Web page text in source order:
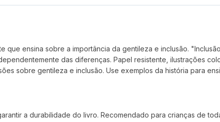
que ensina sobre a importância da gentileza e inclusão.
das diferenças. Papel resistente, ilustrações
sobre gentileza e inclusão. Use exemplos da história para
a durabilidade do livro. Recomendado para crianças de